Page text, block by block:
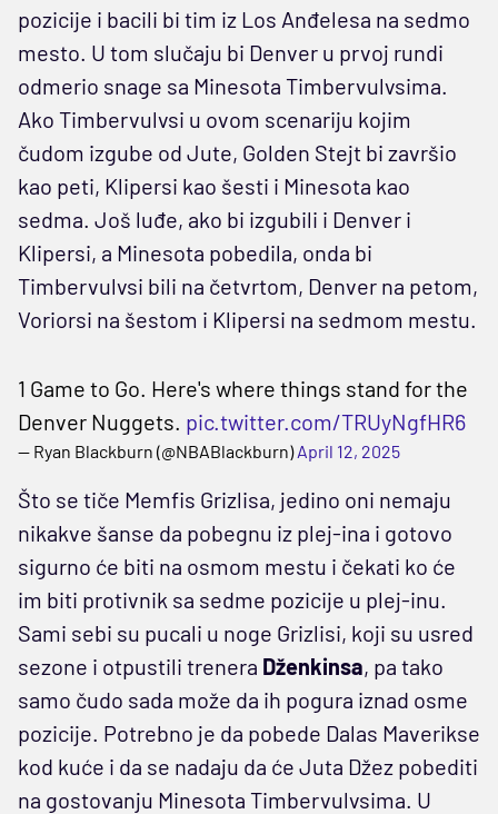
pozicije i bacili bi tim iz Los Anđelesa na sedmo
mesto. U tom slučaju bi Denver u prvoj rundi
odmerio snage sa Minesota Timbervulvsima.
Ako Timbervulvsi u ovom scenariju kojim
čudom izgube od Jute, Golden Stejt bi završio
kao peti, Klipersi kao šesti i Minesota kao
sedma. Još luđe, ako bi izgubili i Denver i
Klipersi, a Minesota pobedila, onda bi
Timbervulvsi bili na četvrtom, Denver na petom,
Voriorsi na šestom i Klipersi na sedmom mestu.
1 Game to Go. Here's where things stand for the
Denver Nuggets. pic.twitter.com/TRUyNgfHR6
— Ryan Blackburn (@NBABlackburn)April 12, 2025
Što se tiče Memfis Grizlisa, jedino oni nemaju
nikakve šanse da pobegnu iz plej-ina i gotovo
sigurno će biti na osmom mestu i čekati ko će
im biti protivnik sa sedme pozicije u plej-inu.
Sami sebi su pucali u noge Grizlisi, koji su usred
sezone i otpustili trenera Dženkinsa, pa tako
samo čudo sada može da ih pogura iznad osme
pozicije. Potrebno je da pobede Dalas Maverikse
kod kuće i da se nadaju da će Juta Džez pobediti
na gostovanju Minesota Timbervulvsima. U